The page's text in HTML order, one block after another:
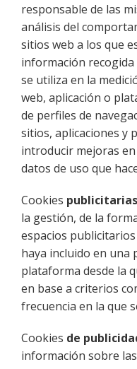
responsable de las
análisis del
sitios web a los que
información
se utiliza en la
web, aplicación o
de perfiles de
sitios, aplicaciones y
introducir mejoras
datos de uso que
Cookies
la gestión, de la
espacios
haya incluido en una
plataforma desde la
en base a criterios
frecuencia en la que
Cookies de
información sobre